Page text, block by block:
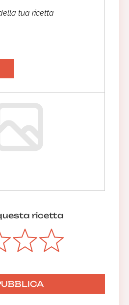
tua ricetta
ricetta